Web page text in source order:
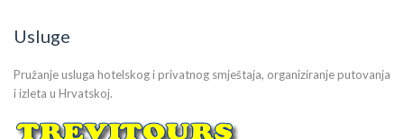
Usluge
Pružanje usluga hotelskog i privatnog smještaja, organiziranje putovanja
i izleta u Hrvatskoj.